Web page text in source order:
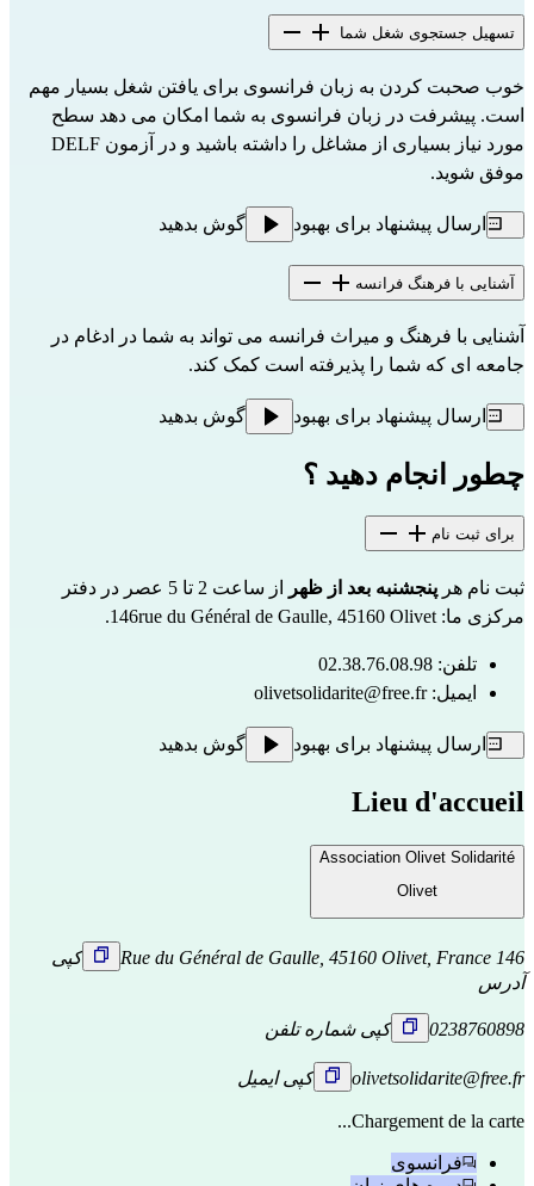
تسهیل جستجوی شغل شما
خوب صحبت کردن به زبان فرانسوی برای یافتن شغل بسیار مهم
است. پیشرفت در زبان فرانسوی به شما امکان می دهد سطح
مورد نیاز بسیاری از مشاغل را داشته باشید و در آزمون DELF
موفق شوید.
ارسال پیشنهاد برای بهبود گوش بدهید
آشنایی با فرهنگ فرانسه
آشنایی با فرهنگ و میراث فرانسه می تواند به شما در ادغام در
جامعه ای که شما را پذیرفته است کمک کند.
ارسال پیشنهاد برای بهبود گوش بدهید
چطور انجام دهید ؟
برای ثبت نام
ثبت نام هر پنجشنبه بعد از ظهر
از ساعت 2 تا 5 عصر در دفتر
مرکزی ما: 146rue du Général de Gaulle, 45160 Olivet.
تلفن: 02.38.76.08.98
ایمیل:olivetsolidarite@free.fr
ارسال پیشنهاد برای بهبود گوش بدهید
Lieu d'accueil
Association Olivet Solidarité
Olivet
146 Rue du Général de Gaulle, 45160 Olivet, France
کپی
آدرس
0238760898 کپی شماره تلفن
olivetsolidarite@free.fr کپی ایمیل
Chargement de la carte...
فرانسوی